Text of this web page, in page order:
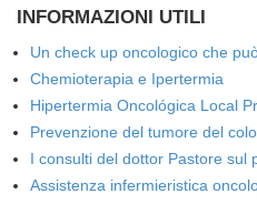
INFORMAZIONI UTILI
Un check up oncologico che
Chemioterapia e Ipertermia
Hipertermia Oncológica Local
Prevenzione del tumore del
I consulti del dottor Pastore sul
Assistenza infermieristica